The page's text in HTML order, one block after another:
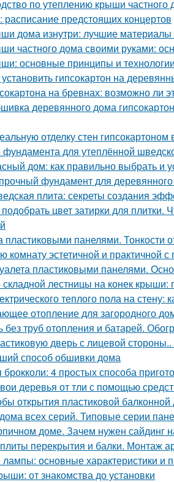
по утеплению крыши частного
предстоящих концертов
дома изнутри: лучшие
частного дома своими руками:
основные принципы и технологии
гипсокартон на
на бревнах: возможно ли
деревянного дома
отделку стен
фундамента для утеплённой
дом: как правильно выбрать и
фундамент для
плита: секреты создания
цвет затирки для
пластиковыми панелями. Тонкости
комнату эстетичной и практичной
пластиковыми панелями.
складной лестницы на конек крыши:
теплого пола на стену:
отопление для загородного
труб отопления и батарей.
дверь с лицевой
способ обшивки дома
4 простых способа
деревья от тли с помощью
открытия пластиковой
всех серий. Типовые серии
доме. Зачем нужен сайдинг
перекрытия и балки. Монтаж
основные характеристики и
от знакомства до установки